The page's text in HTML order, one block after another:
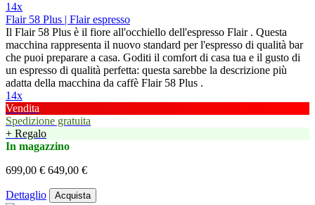
14x
Flair 58 Plus | Flair espresso
Il Flair 58 Plus è il fiore all'occhiello dell'espresso Flair . Questa
macchina rappresenta il nuovo standard per l'espresso di qualità bar
che puoi preparare a casa. Goditi il comfort di casa tua e il gusto di
un espresso di qualità perfetta: questa sarebbe la descrizione più
adatta della macchina da caffè Flair 58 Plus .
14x
Vendita
Spedizione gratuita
+ Regalo
In magazzino
699,00 € 649,00 €
Dettaglio Acquista